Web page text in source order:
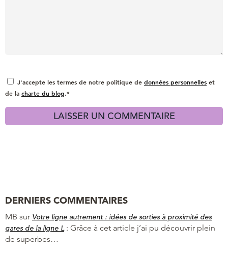
J'accepte les termes de notre politique de données personnelles et
de la charte du blog.*
DERNIERS COMMENTAIRES
MB sur Votre ligne autrement : idées de sorties à proximité des
gares de la ligne L: Grâce à cet article j’ai pu découvrir plein
de superbes…